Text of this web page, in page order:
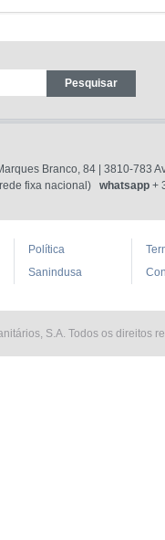
Branco, 84 | 3810-783
fixa nacional) whatsapp +
Política
Sanindusa
S.A. Todos os direitos